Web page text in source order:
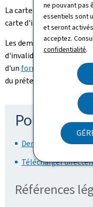
ne pouvant pas
essentiels sont
et seront
acceptez.
confidentialité.
La carte de priorité peut
carte d'invalidité A.
Les demandes en
d'invalidité sont à
d'un formulaire
,
du prétendant-droit.
Pour en
Demander une
Télécharger
Références